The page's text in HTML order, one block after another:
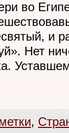
во
и
Нет
,